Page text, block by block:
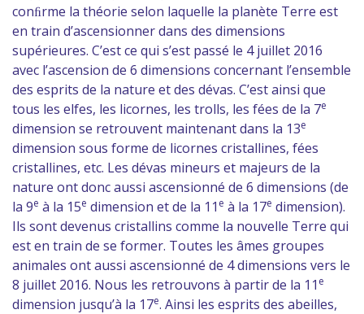
conﬁrme la théorie selon laquelle la planète Terre est
en train d’ascensionner dans des dimensions
supérieures. C’est ce qui s’est passé le 4 juillet 2016
avec l’ascension de 6 dimensions concernant l’ensemble
des esprits de la nature et des dévas. C’est ainsi que
tous les elfes, les licornes, les trolls, les fées de la 7e
dimension se retrouvent maintenant dans la 13e
dimension sous forme de licornes cristallines, fées
cristallines, etc. Les dévas mineurs et majeurs de la
nature ont donc aussi ascensionné de 6 dimensions (de
la 9e à la 15e dimension et de la 11 e à la 17e dimension).
Ils sont devenus cristallins comme la nouvelle Terre qui
est en train de se former. Toutes les âmes groupes
animales ont aussi ascensionné de 4 dimensions vers le
8 juillet 2016. Nous les retrouvons à partir de la 11 e
dimension jusqu’à la 17e. Ainsi les esprits des abeilles,